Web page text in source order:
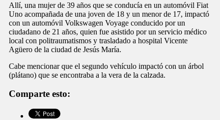
Allí, una mujer de 39 años que se conducía en un automóvil Fiat
Uno acompañada de una joven de 18 y un menor de 17, impactó
con un automóvil Volkswagen Voyage conducido por un
ciudadano de 21 años, quien fue asistido por un servicio médico
local con politraumatismos y trasladado a hospital Vicente
Agüero de la ciudad de Jesús María.
Cabe mencionar que el segundo vehículo impactó con un árbol
(plátano) que se encontraba a la vera de la calzada.
Comparte esto: